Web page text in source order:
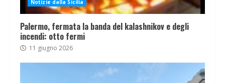
Notizie dalla Sicilia
Palermo, fermata la banda del kalashnikov e degli
incendi: otto fermi
11 giugno 2026